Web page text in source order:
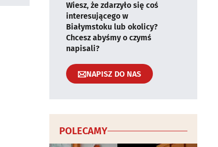
Wiesz, że zdarzyło się coś
interesującego w
Białymstoku lub okolicy?
Chcesz abyśmy o czymś
napisali?
NAPISZ DO NAS
POLECAMY